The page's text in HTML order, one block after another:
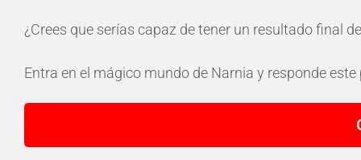
¿Crees que serías capaz de tener un resultado final
Entra en el mágico mundo de Narnia y responde